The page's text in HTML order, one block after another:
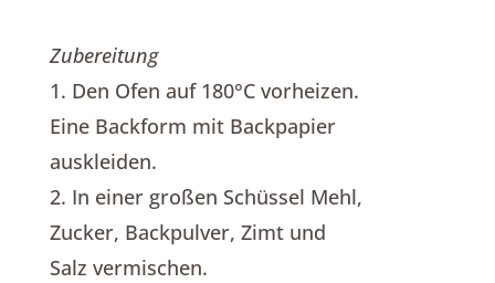
Zubereitung
1. Den Ofen auf 180°C vorheizen.
Eine Backform mit Backpapier
auskleiden.
2. In einer großen Schüssel Mehl,
Zucker, Backpulver, Zimt und
Salz vermischen.